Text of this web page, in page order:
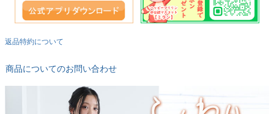
返品特約について
商品についてのお問い合わせ